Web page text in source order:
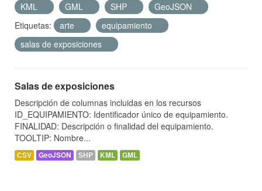
KML
GML SHP
GeoJSON
Etiquetas:
arte
equipamiento
salas de exposiciones
Salas de exposiciones
Descripción de columnas incluidas en los recursos
ID_EQUIPAMIENTO: Identificador único de equipamiento.
FINALIDAD: Descripción o finalidad del equipamiento.
TOOLTIP: Nombre...
CSV GeoJSON SHP KML GML